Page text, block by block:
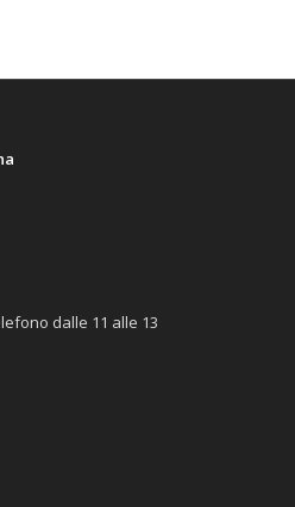
dalle 11 alle 13